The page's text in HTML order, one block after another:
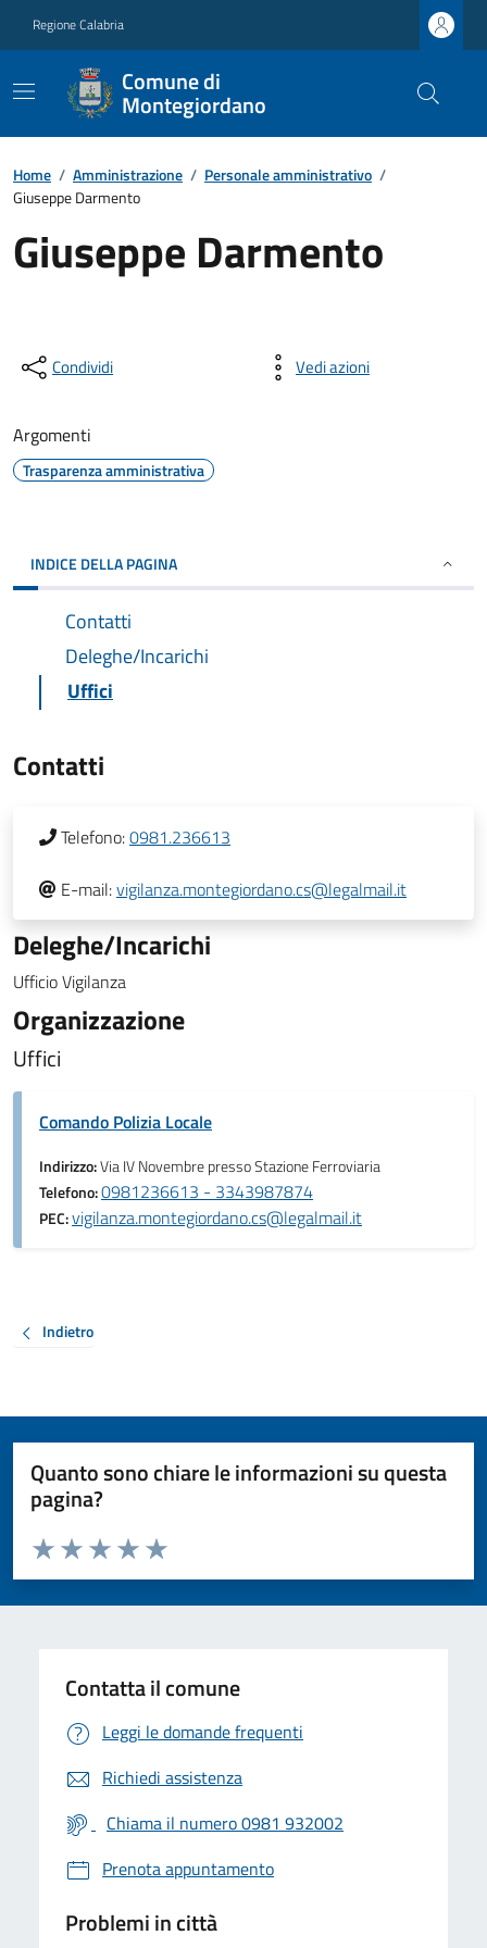
Regione Calabria
Comune di
Montegiordano
Home / Amministrazione / Personale amministrativo /
Giuseppe Darmento
Giuseppe Darmento
Condividi Vedi azioni
Argomenti
Trasparenza amministrativa
INDICE DELLA PAGINA
Contatti
Deleghe/Incarichi
Uffici
Contatti
Telefono:0981.236613
E-mail:vigilanza.montegiordano.cs@legalmail.it
Deleghe/Incarichi
Ufficio Vigilanza
Organizzazione
Uffici
Comando Polizia Locale
Indirizzo:Via IV Novembre presso Stazione Ferroviaria
Telefono:0981236613 - 3343987874
PEC:vigilanza.montegiordano.cs@legalmail.it
Indietro
Quanto sono chiare le informazioni su questa
pagina?
Valuta da 1 a 5 stelle la pagina
Valuta 5 stelle su 5
Valuta 4 stelle su 5
Valuta 3 stelle su 5
Valuta 2 stelle su 5
Valuta 1 stelle su 5
Contatta il comune
Leggi le domande frequenti
Richiedi assistenza
Chiama il numero 0981 932002
Prenota appuntamento
Problemi in città